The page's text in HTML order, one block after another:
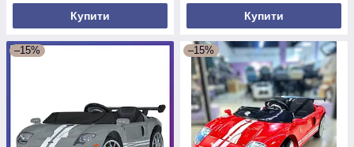
Купити Купити
–15% –15%